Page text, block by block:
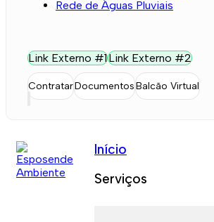
Rede de Águas Pluviais
Link Externo #1Link Externo #2
ContratarDocumentosBalcão Virtual
Início
Serviços